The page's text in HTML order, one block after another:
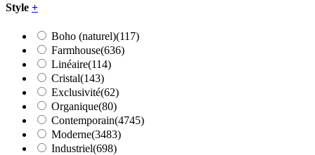
Style +
Boho (naturel)(117)
Farmhouse(636)
Linéaire(114)
Cristal(143)
Exclusivité(62)
Organique(80)
Contemporain(4745)
Moderne(3483)
Industriel(698)